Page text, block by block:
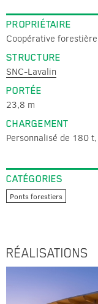
PROPRIÉTAIRE
Coopérative
STRUCTURE
SNC-Lavalin
PORTÉE
23,8 m
CHARGEMENT
Personnalisé de 180
CATÉGORIES
Ponts forestiers
RÉALISATIONS